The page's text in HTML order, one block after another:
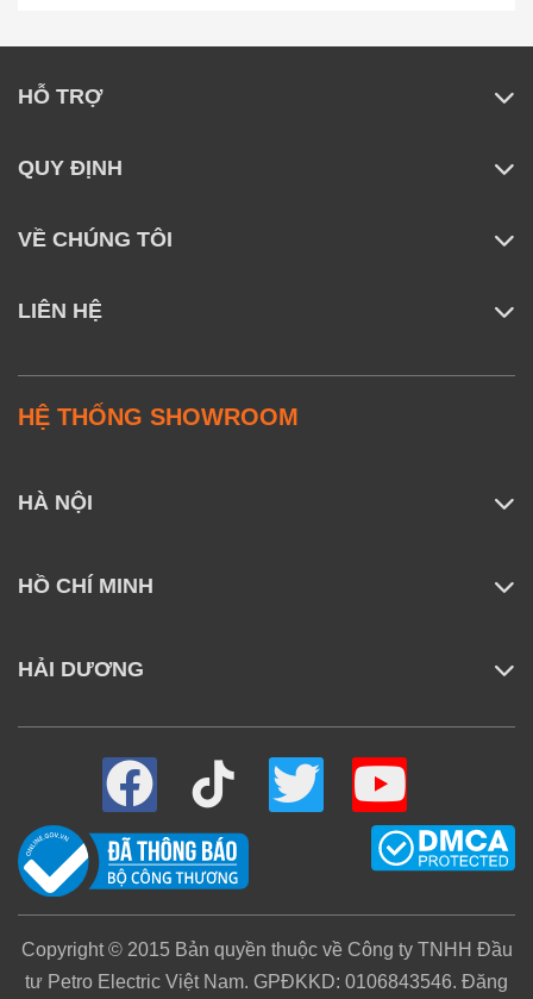
HỖ TRỢ
QUY ĐỊNH
VỀ CHÚNG TÔI
LIÊN HỆ
HỆ THỐNG SHOWROOM
HÀ NỘI
HỒ CHÍ MINH
HẢI DƯƠNG
Copyright © 2015 Bản quyền thuộc về Công ty TNHH Đầu
tư Petro Electric Việt Nam. GPĐKKD: 0106843546. Đăng